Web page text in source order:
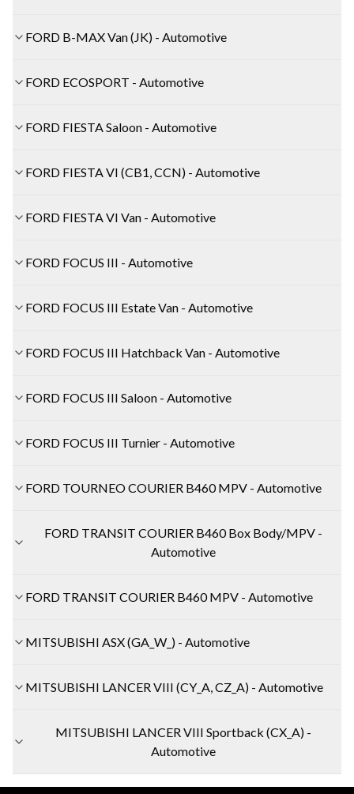
FORD B-MAX Van (JK) - Automotive
FORD ECOSPORT - Automotive
FORD FIESTA Saloon - Automotive
FORD FIESTA VI (CB1, CCN) - Automotive
FORD FIESTA VI Van - Automotive
FORD FOCUS III - Automotive
FORD FOCUS III Estate Van - Automotive
FORD FOCUS III Hatchback Van - Automotive
FORD FOCUS III Saloon - Automotive
FORD FOCUS III Turnier - Automotive
FORD TOURNEO COURIER B460 MPV - Automotive
FORD TRANSIT COURIER B460 Box Body/MPV -
Automotive
FORD TRANSIT COURIER B460 MPV - Automotive
MITSUBISHI ASX (GA_W_) - Automotive
MITSUBISHI LANCER VIII (CY_A, CZ_A) - Automotive
MITSUBISHI LANCER VIII Sportback (CX_A) -
Automotive